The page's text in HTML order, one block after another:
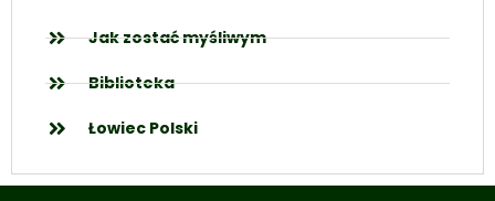
Jak zostać myśliwym
Biblioteka
Łowiec Polski